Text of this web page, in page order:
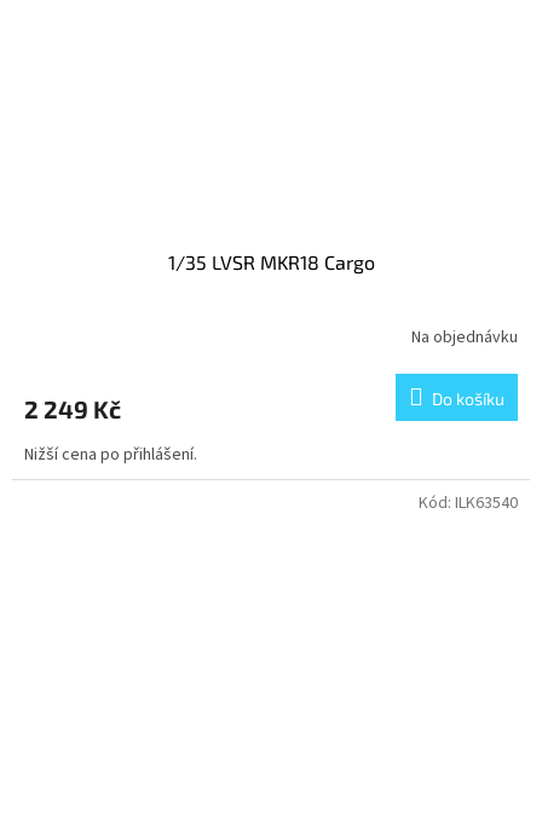
1/35 LVSR MKR18 Cargo
Na objednávku
2 249 Kč Do košíku
Nižší cena po přihlášení.
Kód: ILK63540